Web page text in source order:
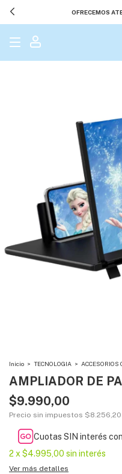
OFRECEMOS
Inicio > TECNOLOGIA > ACCESORIOS
AMPLIADOR DE
$9.990,00
Precio sin impuestos $8.256,20
Cuotas SIN interés con
2 x $4.995,00 sin interés
Ver más detalles